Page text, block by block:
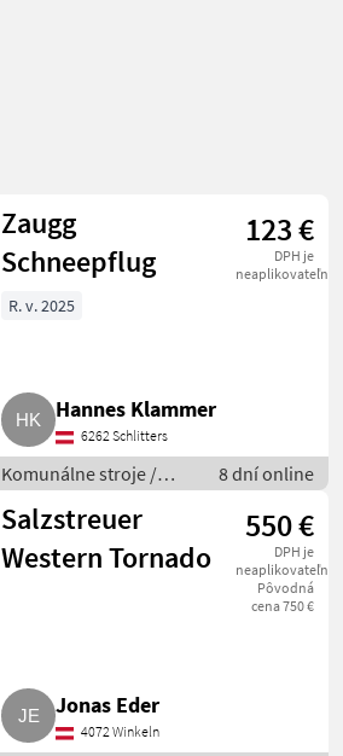
Zaugg
Schneepflug
123 €
DPH je
neaplikovateľné
R. v. 2025
Hannes Klammer
6262 Schlitters
Komunálne stroje /
Snehové drapáky a
snehové frézy
8 dní online
Salzstreuer
Western Tornado
550 €
DPH je
neaplikovateľné
Pôvodná
cena 750 €
Jonas Eder
4072 Winkeln